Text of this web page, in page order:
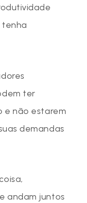
tenha
ter
e não estarem
demandas
andam juntos